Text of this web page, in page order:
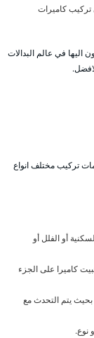
تركيب كاميرات
اليها في عالم البدالات
تركيب مختلف انواع
أو الفلل أو
كاميرا على الجزء
بحيث يتم التحدث مع
نوع.